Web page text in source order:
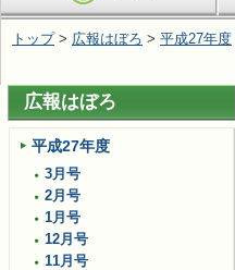
ン
を
す
トップ> 広報はぼろ > 平成27年度
広報はぼろ
平成27年度
3月号
2月号
1月号
12月号
11月号